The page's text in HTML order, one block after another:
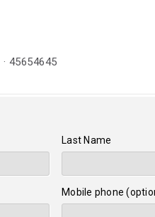
· 45654645
Last Name
Mobile phone